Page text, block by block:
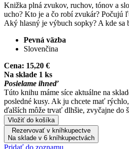
Knižka plná zvukov, ruchov, tónov a
ucho? Kto je a čo robí zvukár? Počujú
Aký hlasný je výbuch sopky? A kde sa
Pevná väzba
Slovenčina
Cena: 15,20 €
Na sklade 1 ks
Posielame ihneď
Túto knihu máme síce aktuálne na
posledné kusy. Ak ju chcete mať
ďalších môže trvať dlhšie, zvyčajne do
Vložiť do košíka
Rezervovať v kníhkupectve
Na sklade v 6 kníhkupectvách
Pridať do zoznamu